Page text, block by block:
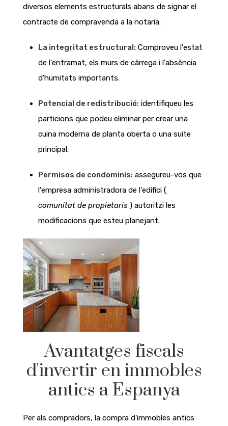
diversos elements estructurals abans de signar el
contracte de compravenda a la notaria:
La integritat estructural: Comproveu l'estat
de l'entramat, els murs de càrrega i l'absència
d'humitats importants.
Potencial de redistribució: identifiqueu les
particions que podeu eliminar per crear una
cuina moderna de planta oberta o una suite
principal.
Permisos de condominis: assegureu-vos que
l'empresa administradora de l'edifici (
comunitat de propietaris ) autoritzi les
modificacions que esteu planejant.
Avantatges fiscals
d'invertir en immobles
antics a Espanya
Per als compradors, la compra d'immobles antics